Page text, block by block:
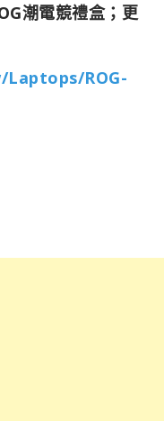
潮電競禮盒；更
ROG-